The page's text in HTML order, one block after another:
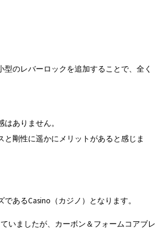
のレバーロックを追加することで、全く
ありません。
剛性に遥かにメリットがあると感じま
あるCasino（カジノ）となります。
いましたが、カーボン＆フォームコアブレ